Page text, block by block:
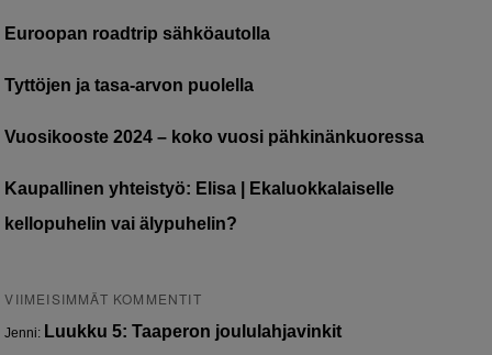
Euroopan roadtrip sähköautolla
Tyttöjen ja tasa-arvon puolella
Vuosikooste 2024 – koko vuosi pähkinänkuoressa
Kaupallinen yhteistyö: Elisa | Ekaluokkalaiselle
kellopuhelin vai älypuhelin?
VIIMEISIMMÄT KOMMENTIT
Jenni: Luukku 5: Taaperon joululahjavinkit